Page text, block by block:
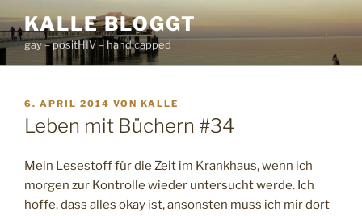
Inhalt
springen
KALLE BLOGGT
gay – positHIV – handicapped
VERÖFFENTLICHT
AM
6. APRIL 2014 VON KALLE
Leben mit Büchern #34
Mein Lesestoff für die Zeit im Krankhaus, wenn ich
morgen zur Kontrolle wieder untersucht werde. Ich
hoffe, dass alles okay ist, ansonsten muss ich mir dort